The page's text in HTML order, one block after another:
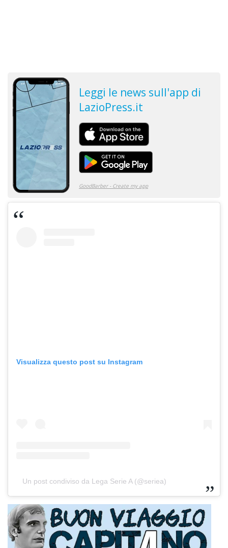
Visualizza questo post su Instagram
Un post condiviso da Lega Serie A (@seriea)